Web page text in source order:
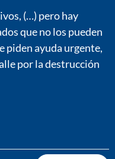
(…) pero hay
que no los pueden
piden ayuda urgente,
por la destrucción